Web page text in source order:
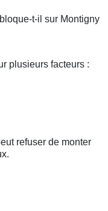
t-il sur Montigny
plusieurs facteurs :
refuser de monter